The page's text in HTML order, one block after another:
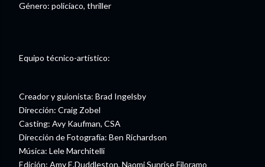
Género: policíaco, thriller
Equipo técnico-artístico:
Creador y guionista: Brad Ingelsby
Dirección: Craig Zobel
Casting: Avy Kaufman, CSA
Dirección de Fotografía: Ben Richardson
Música: Lele Marchitelli
Edición: Amy E.Duddleston, Naomi Sunrise Filoramo